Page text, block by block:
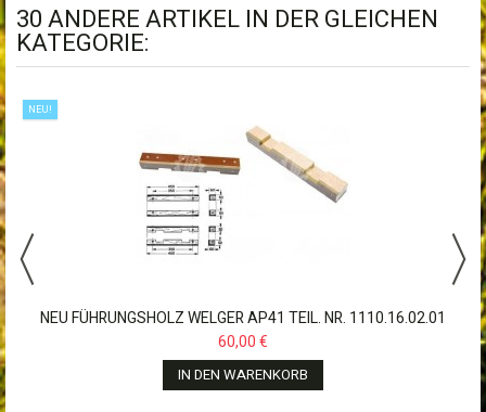
30 ANDERE ARTIKEL IN DER GLEICHEN
KATEGORIE:
NEU!
NEU FÜHRUNGSHOLZ WELGER AP41 TEIL. NR. 1110.16.02.01
60,00 €
IN DEN WARENKORB